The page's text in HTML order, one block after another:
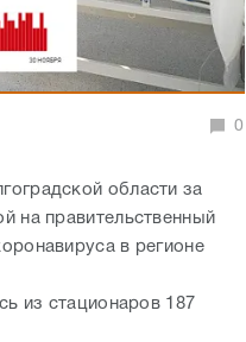
0
области за
на правительственный
в регионе
из стационаров 187